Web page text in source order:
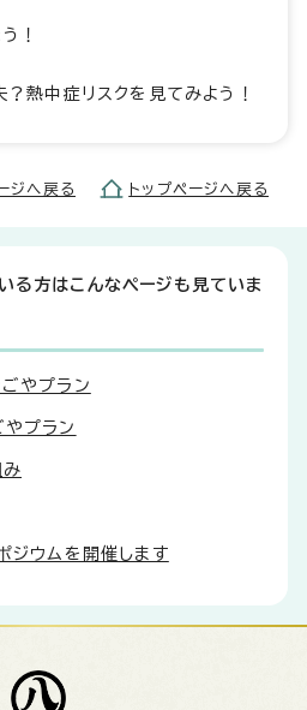
！
熱中症リスクを見てみよう！
ジへ戻る トップページへ戻る
る方はこんなページも見ていま
やプラン
プラン
ジウムを開催します